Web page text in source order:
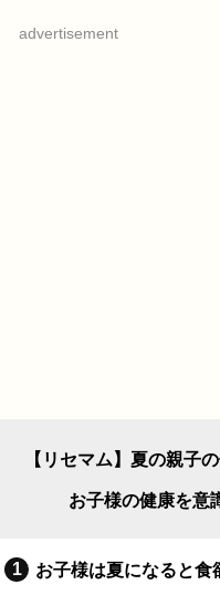
advertisement
【リセマム】夏の親子
お子様の健康を意
お子様は夏になると食